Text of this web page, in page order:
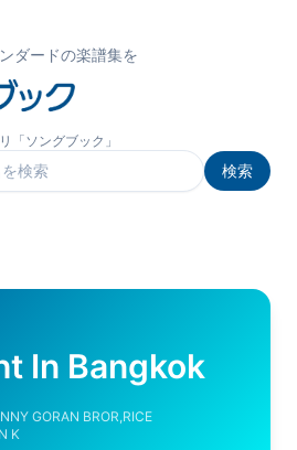
ダードの楽譜集を
「ソングブック」
検索
In Bangkok
GORAN BROR,RICE
K